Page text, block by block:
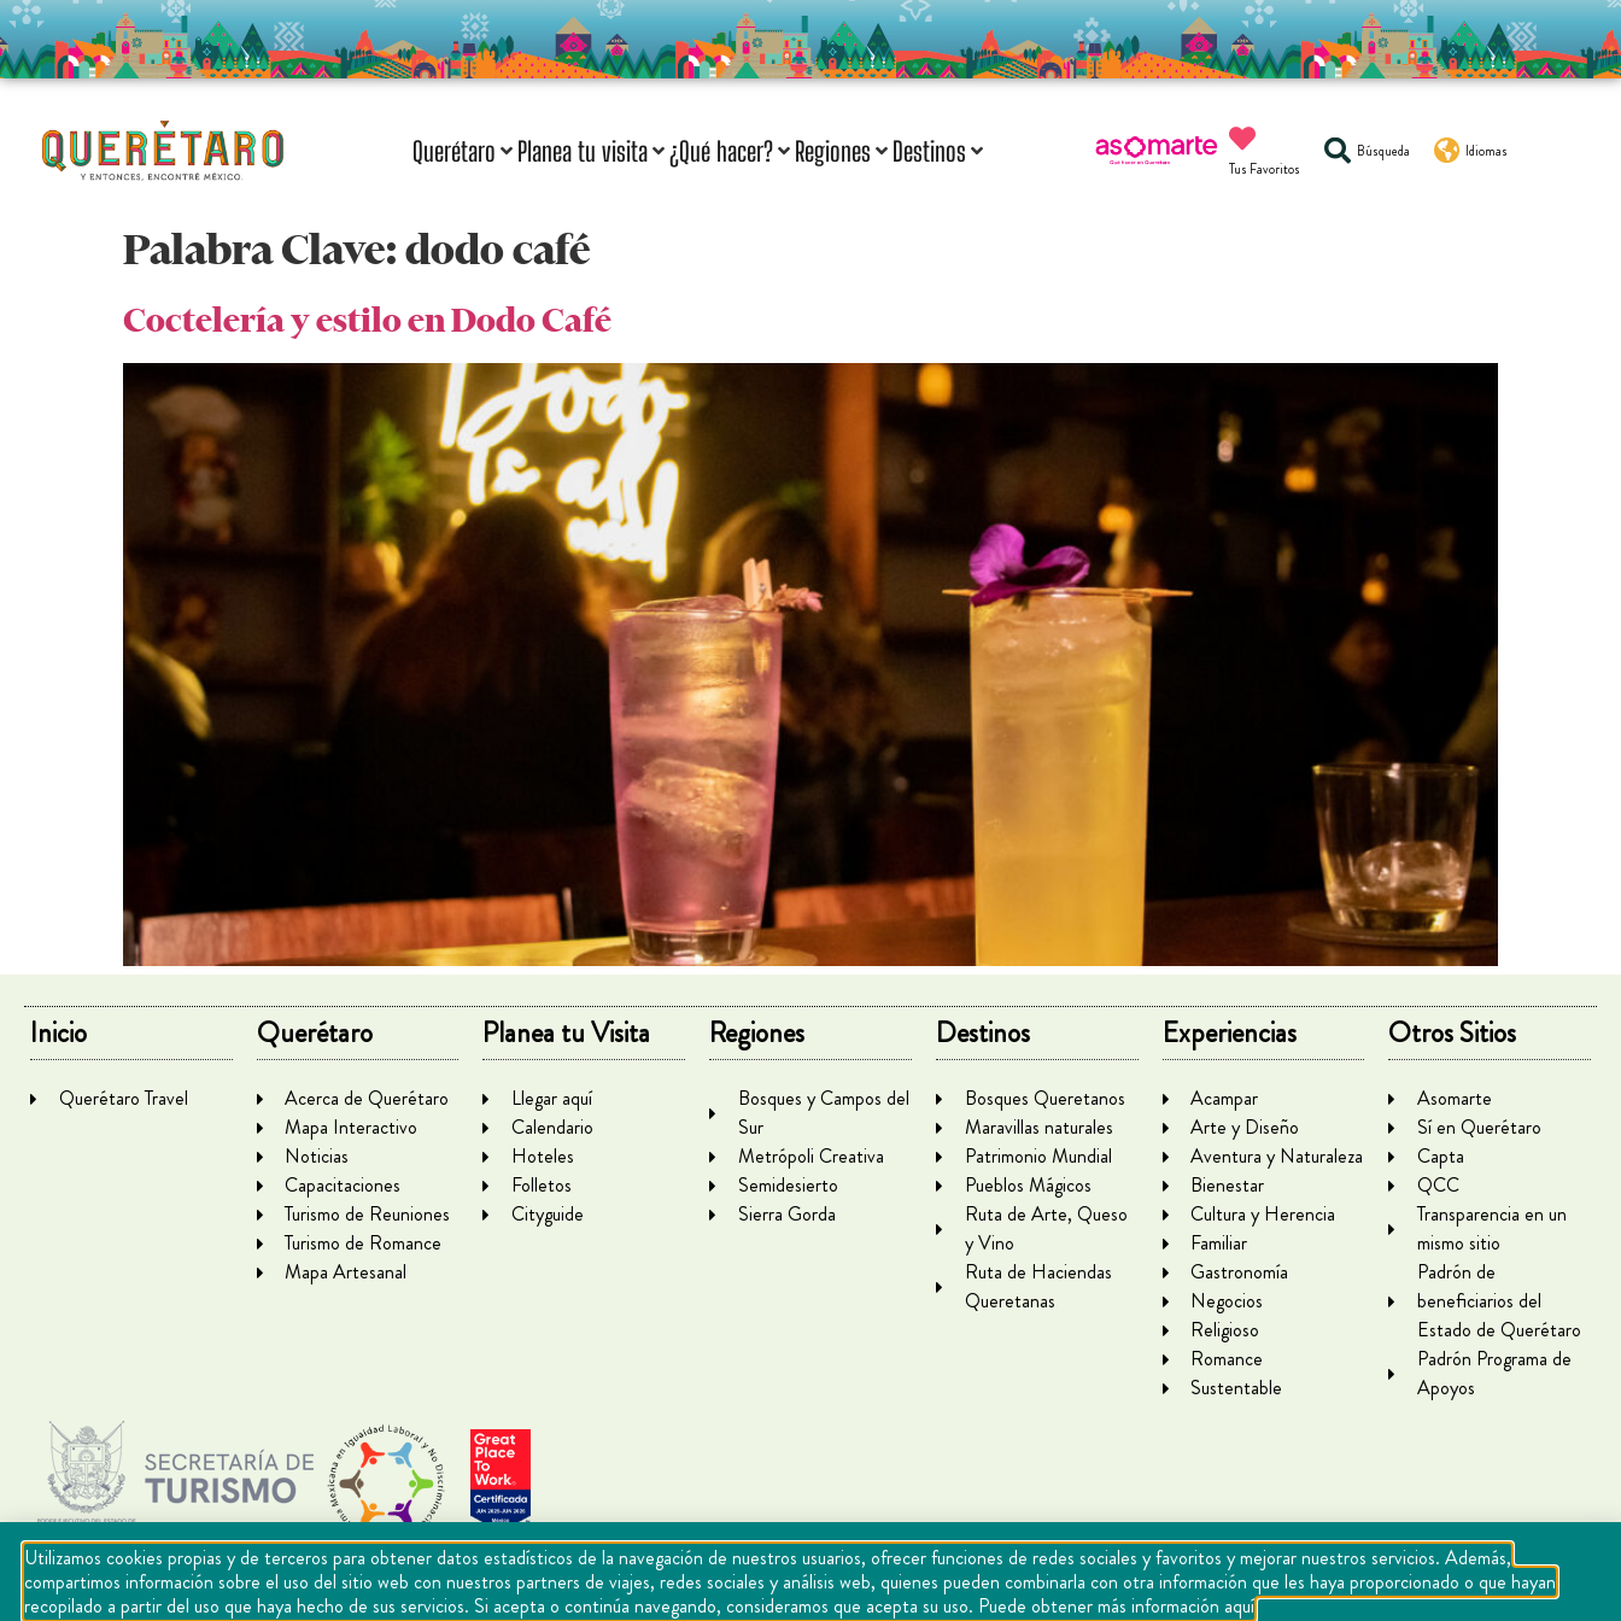
Querétaro Planea tu visita ¿Qué hacer? Regiones Destinos
Tus Favoritos
Búsqueda Idiomas
Palabra Clave:dodo café
Coctelería y estilo en Dodo Café
Inicio
Querétaro Travel
Querétaro
Acerca de Querétaro
Mapa Interactivo
Noticias
Capacitaciones
Turismo de Reuniones
Turismo de Romance
Mapa Artesanal
Planea tu Visita
Llegar aquí
Calendario
Hoteles
Folletos
Cityguide
Regiones
Bosques y Campos del
Sur
Metrópoli Creativa
Semidesierto
Sierra Gorda
Destinos
Bosques Queretanos
Maravillas naturales
Patrimonio Mundial
Pueblos Mágicos
Ruta de Arte, Queso
y Vino
Ruta de Haciendas
Queretanas
Experiencias
Acampar
Arte y Diseño
Aventura y Naturaleza
Bienestar
Cultura y Herencia
Familiar
Gastronomía
Negocios
Religioso
Romance
Sustentable
Otros Sitios
Asomarte
Sí en Querétaro
Capta
QCC
Transparencia en un
mismo sitio
Padrón de
beneficiarios del
Estado de Querétaro
Padrón Programa de
Apoyos
Utilizamos cookies propias y de terceros para obtener datos estadísticos de la navegación de nuestros usuarios, ofrecer funciones de redes sociales y favoritos y mejorar nuestros servicios. Además,
compartimos información sobre el uso del sitio web con nuestros partners de viajes, redes sociales y análisis web, quienes pueden combinarla con otra información que les haya proporcionado o que hayan
recopilado a partir del uso que haya hecho de sus servicios. Si acepta o continúa navegando, consideramos que acepta su uso. Puede obtener más información aquí